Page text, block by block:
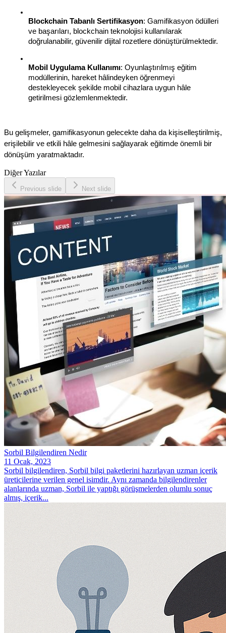
Blockchain Tabanlı Sertifikasyon: Gamifikasyon ödülleri
ve başarıları, blockchain teknolojisi kullanılarak
doğrulanabilir, güvenilir dijital rozetlere dönüştürülmektedir.
Mobil Uygulama Kullanımı: Oyunlaştırılmış eğitim
modüllerinin, hareket hâlindeyken öğrenmeyi
destekleyecek şekilde mobil cihazlara uygun hâle
getirilmesi gözlemlenmektedir.
Bu gelişmeler, gamifikasyonun gelecekte daha da kişiselleştirilmiş,
erişilebilir ve etkili hâle gelmesini sağlayarak eğitimde önemli bir
dönüşüm yaratmaktadır.
Diğer Yazılar
Previous slide Next slide
Sorbil Bilgilendiren Nedir
11 Ocak, 2023
Sorbil bilgilendiren, Sorbil bilgi paketlerini hazırlayan uzman içerik
üreticilerine verilen genel isimdir. Aynı zamanda bilgilendirenler
alanlarında uzman, Sorbil ile yaptığı görüşmelerden olumlu sonuç
almış, içerik...